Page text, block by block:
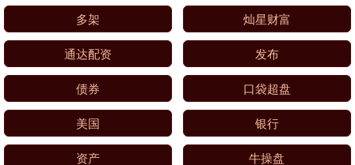
多架 灿星财富
通达配资 发布
债券 口袋超盘
美国 银行
资产 牛操盘